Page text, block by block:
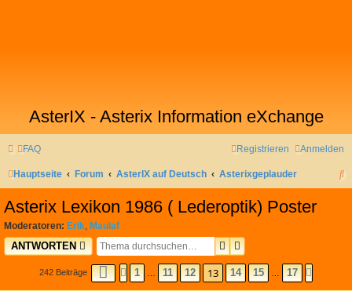
AsterIX - Asterix Information eXchange
FAQ Anmelden
Registrieren
Hauptseite Forum AsterIX auf Deutsch Asterixgeplauder
S
Asterix Lexikon 1986 ( Lederoptik) Poster
Moderatoren: Erik, Maulaf
ANTWORTEN SUCHEERWEITERTE SUCHE
242 Beiträge SEITE VON17
VORHERIGE
1 … 11 12 13 14 15 … 17